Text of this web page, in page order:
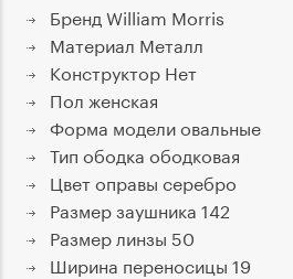
Бренд William Morris
Материал Металл
Конструктор Нет
Пол женская
Форма моделиовальные
Тип ободка ободковая
Цвет оправы серебро
Размер заушника 142
Размер линзы 50
Ширина переносицы 19